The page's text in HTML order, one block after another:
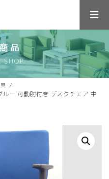
品
SHOP
ー 可動肘付き デスクチェア 中